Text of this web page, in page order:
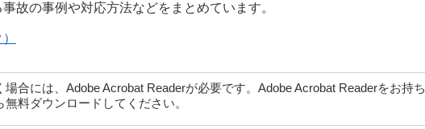
故の事例や対応方法などをまとめています。
合には、Adobe Acrobat Readerが必要です。Adobe Acrobat Readerをお持ち
料ダウンロードしてください。